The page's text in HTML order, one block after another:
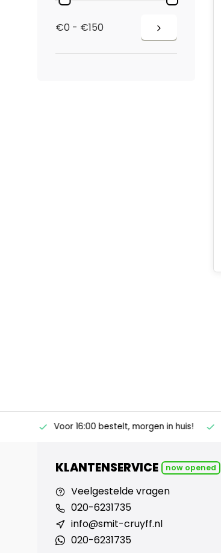
€0 - €150
Voor 16:00 bestelt, morgen in huis!
KLANTENSERVICE now opened
Veelgestelde vragen
020-6231735
info@smit-cruyff.nl
020-6231735